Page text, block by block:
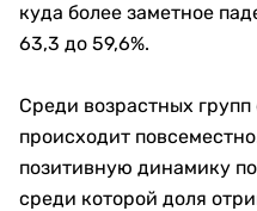
куда более заметное
63,3 до 59,6%.
Среди возрастных
происходит
позитивную динамику
среди которой доля